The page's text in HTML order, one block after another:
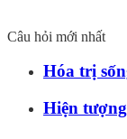
Câu hỏi mới nhất
Hóa trị
Hiện